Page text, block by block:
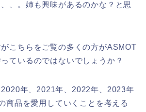
、。姉も興味があるのかな？と思
こちらをご覧の多くの方がASMOT
ているのではないでしょうか？
年、2021年、2022年、2023年
商品を愛用していくことを考える